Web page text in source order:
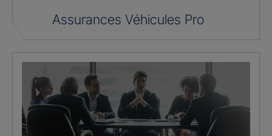
Assurances Véhicules Pro